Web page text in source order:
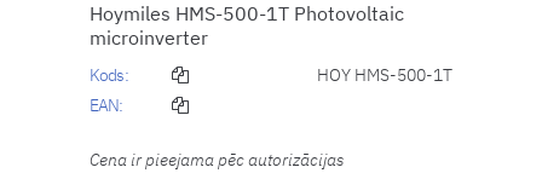
Hoymiles HMS-500-1T Photovoltaic
microinverter
Kods:
HOY HMS-500-1T
EAN:
Cena ir pieejama pēc autorizācijas